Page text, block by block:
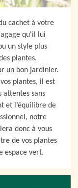
cachet à votre
qu'il lui
un style plus
plantes.
un bon jardinier.
plantes, il est
attentes sans
et l’équilibre de
notre
donc à vous
de vos plantes
espace vert.